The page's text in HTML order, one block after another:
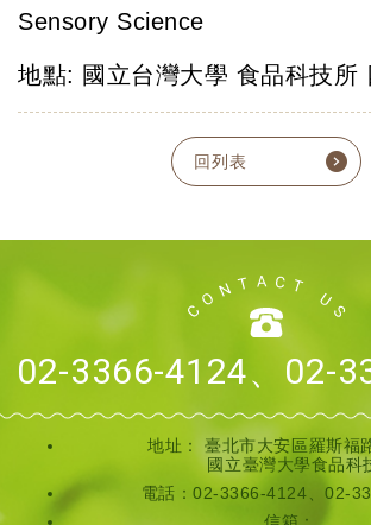
Sensory Science
地點: 國立台灣大學 食品科技所
回列表
02-3366-4124、02-
地址：臺北市大安區羅斯福
國立臺灣大學食品科
電話：02-3366-4124、02-